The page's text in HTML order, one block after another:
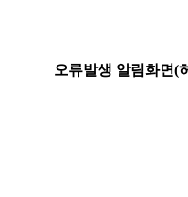
오류발생 알림화면(